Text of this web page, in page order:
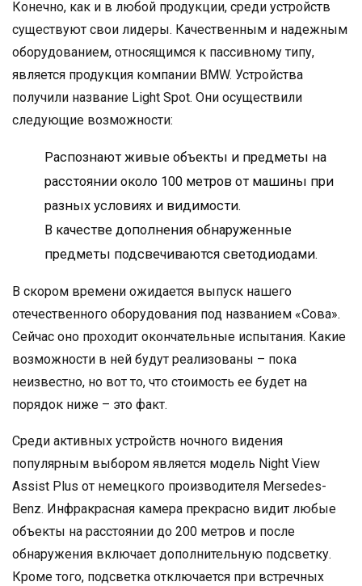
Конечно, как и в любой продукции, среди устройств
существуют свои лидеры. Качественным и надежным
оборудованием, относящимся к пассивному типу,
является продукция компании BMW. Устройства
получили название Light Spot. Они осуществили
следующие возможности:
Распознают живые объекты и предметы на
расстоянии около 100 метров от машины при
разных условиях и видимости.
В качестве дополнения обнаруженные
предметы подсвечиваются светодиодами.
В скором времени ожидается выпуск нашего
отечественного оборудования под названием «Сова».
Сейчас оно проходит окончательные испытания. Какие
возможности в ней будут реализованы – пока
неизвестно, но вот то, что стоимость ее будет на
порядок ниже – это факт.
Среди активных устройств ночного видения
популярным выбором является модель Night View
Assist Plus от немецкого производителя Mersedes-
Benz. Инфракрасная камера прекрасно видит любые
объекты на расстоянии до 200 метров и после
обнаружения включает дополнительную подсветку.
Кроме того, подсветка отключается при встречных